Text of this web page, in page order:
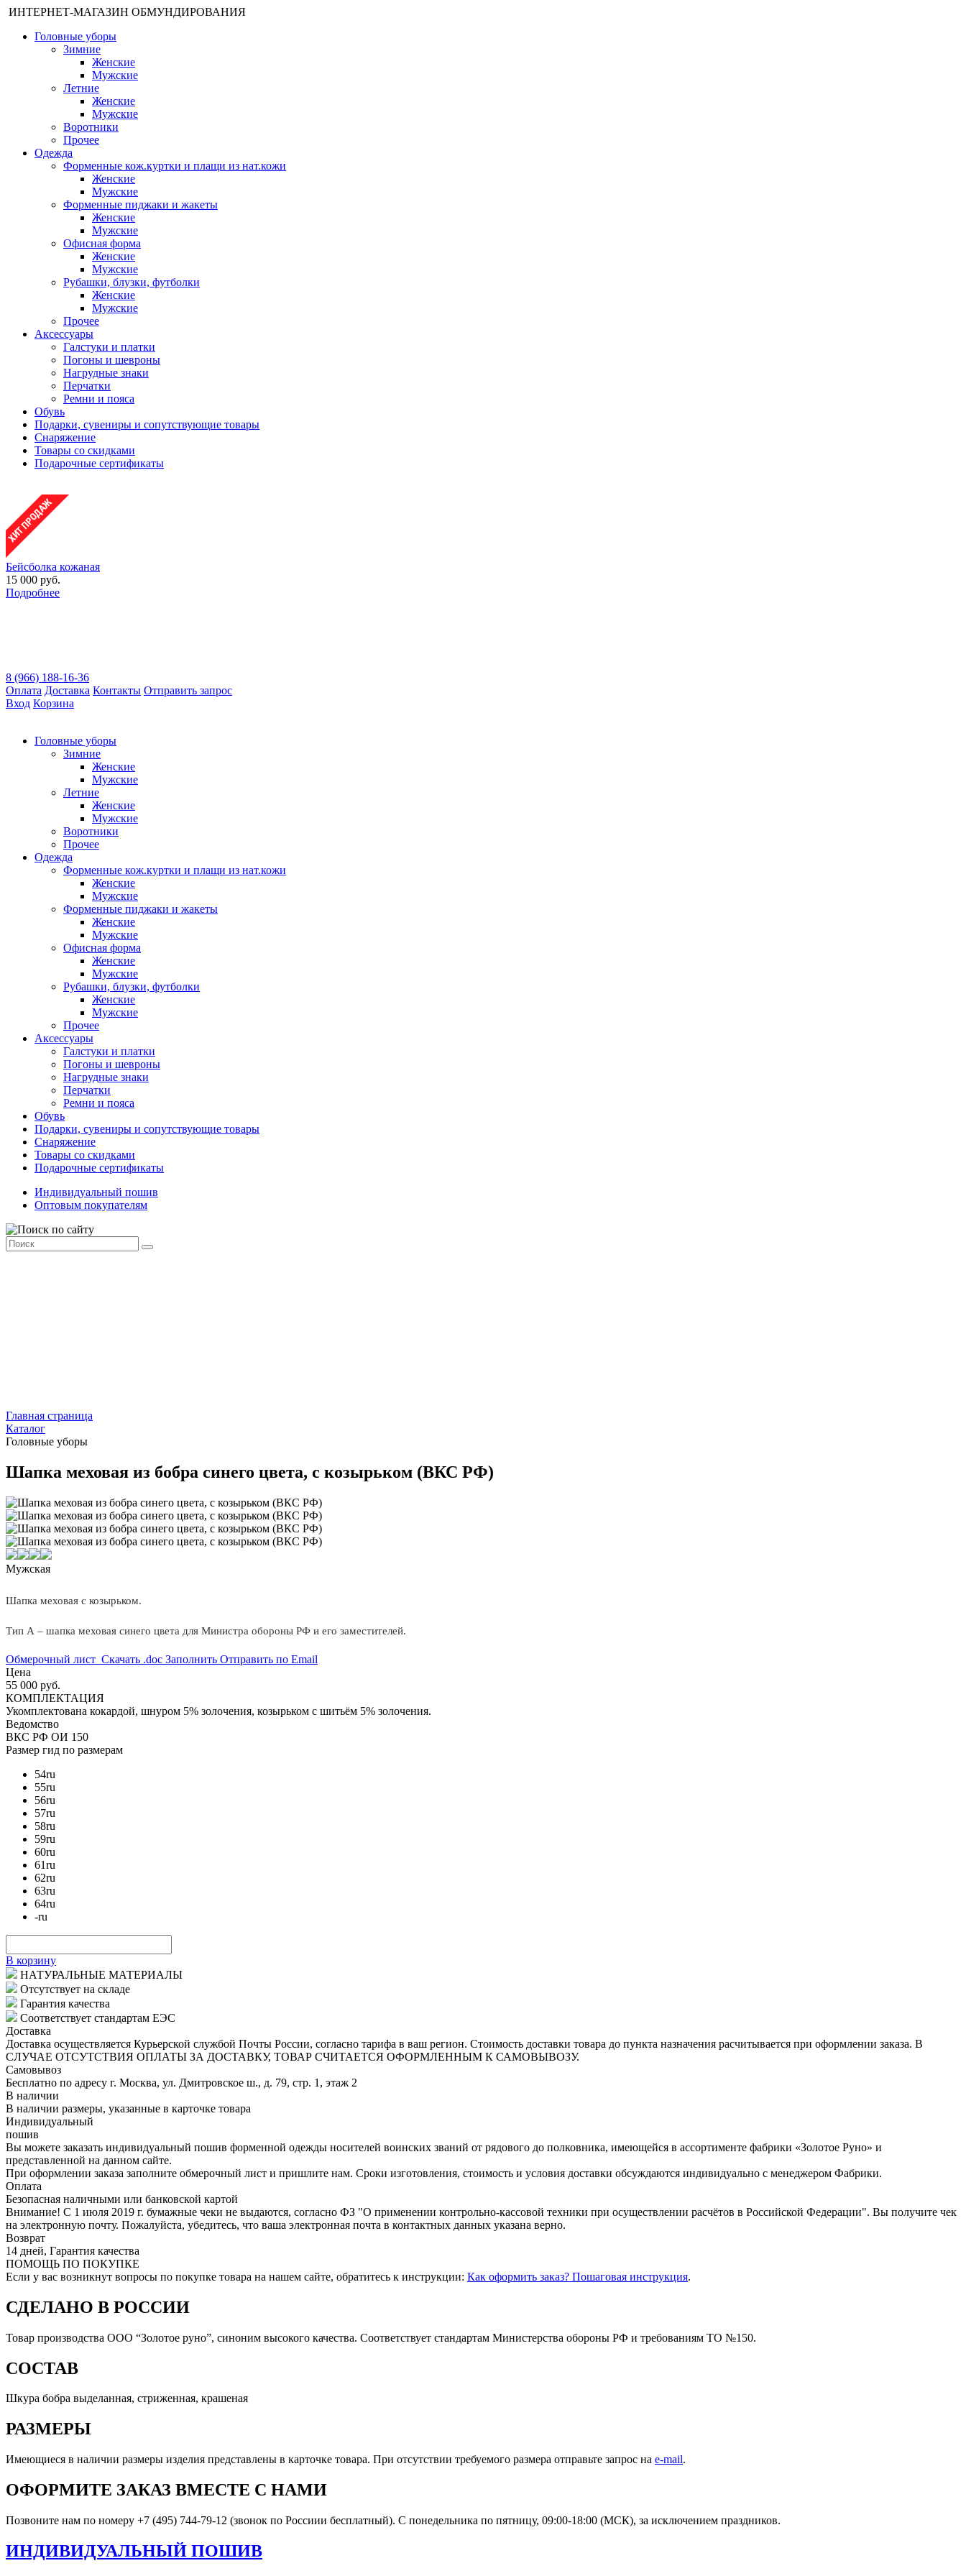
ИНТЕРНЕТ-МАГАЗИН ОБМУНДИРОВАНИЯ
Головные уборы
Зимние
Женские
Мужские
Летние
Женские
Мужские
Воротники
Прочее
Одежда
Форменные кож.куртки и плащи из нат.кожи
Женские
Мужские
Форменные пиджаки и жакеты
Женские
Мужские
Офисная форма
Женские
Мужские
Рубашки, блузки, футболки
Женские
Мужские
Прочее
Аксессуары
Галстуки и платки
Погоны и шевроны
Нагрудные знаки
Перчатки
Ремни и пояса
Обувь
Подарки, сувениры и сопутствующие товары
Снаряжение
Товары со скидками
Подарочные сертификаты
Бейсболка кожаная
15 000 руб.
Подробнее
8 (966) 188-16-36
Оплата Доставка Контакты Отправить запрос
Вход Корзина
Головные уборы
Зимние
Женские
Мужские
Летние
Женские
Мужские
Воротники
Прочее
Одежда
Форменные кож.куртки и плащи из нат.кожи
Женские
Мужские
Форменные пиджаки и жакеты
Женские
Мужские
Офисная форма
Женские
Мужские
Рубашки, блузки, футболки
Женские
Мужские
Прочее
Аксессуары
Галстуки и платки
Погоны и шевроны
Нагрудные знаки
Перчатки
Ремни и пояса
Обувь
Подарки, сувениры и сопутствующие товары
Снаряжение
Товары со скидками
Подарочные сертификаты
Индивидуальный пошив
Оптовым покупателям
Главная страница
Каталог
Головные уборы
Шапка меховая из бобра синего цвета, с козырьком (ВКС РФ)
Мужская
Шапка меховая с козырьком.
Тип А – шапка меховая синего цвета для Министра обороны РФ и его заместителей.
Обмерочный лист Скачать .doc Заполнить Отправить по Email
Цена
55 000 руб.
КОМПЛЕКТАЦИЯ
Укомплектована кокардой, шнуром 5% золочения, козырьком с шитьём 5% золочения.
Ведомство
ВКС РФ ОИ 150
Размер гид по размерам
54ru
55ru
56ru
57ru
58ru
59ru
60ru
61ru
62ru
63ru
64ru
-ru
В корзину
НАТУРАЛЬНЫЕ МАТЕРИАЛЫ
Отсутствует на складе
Гарантия качества
Соответствует стандартам ЕЭС
Доставка
Доставка осуществляется Курьерской службой Почты России, согласно тарифа в ваш регион. Стоимость доставки товара до пункта назначения расчитывается при оформлении заказа. В
СЛУЧАЕ ОТСУТСТВИЯ ОПЛАТЫ ЗА ДОСТАВКУ, ТОВАР СЧИТАЕТСЯ ОФОРМЛЕННЫМ К САМОВЫВОЗУ.
Самовывоз
Бесплатно по адресу г. Москва, ул. Дмитровское ш., д. 79, стр. 1, этаж 2
В наличии
В наличии размеры, указанные в карточке товара
Индивидуальный
пошив
Вы можете заказать индивидуальный пошив форменной одежды носителей воинских званий от рядового до полковника, имеющейся в ассортименте фабрики «Золотое Руно» и
представленной на данном сайте.
При оформлении заказа заполните обмерочный лист и пришлите нам. Сроки изготовления, стоимость и условия доставки обсуждаются индивидуально с менеджером Фабрики.
Оплата
Безопасная наличными или банковской картой
Внимание! С 1 июля 2019 г. бумажные чеки не выдаются, согласно ФЗ "О применении контрольно-кассовой техники при осуществлении расчётов в Российской Федерации". Вы получите чек
на электронную почту. Пожалуйста, убедитесь, что ваша электронная почта в контактных данных указана верно.
Возврат
14 дней, Гарантия качества
ПОМОЩЬ ПО ПОКУПКЕ
Если у вас возникнут вопросы по покупке товара на нашем сайте, обратитесь к инструкции: Как оформить заказ? Пошаговая инструкция.
СДЕЛАНО В РОССИИ
Товар производства ООО “Золотое руно”, синоним высокого качества. Соответствует стандартам Министерства обороны РФ и требованиям ТО №150.
СОСТАВ
Шкура бобра выделанная, стриженная, крашеная
РАЗМЕРЫ
Имеющиеся в наличии размеры изделия представлены в карточке товара. При отсутствии требуемого размера отправьте запрос на e-mail.
ОФОРМИТЕ ЗАКАЗ ВМЕСТЕ С НАМИ
Позвоните нам по номеру +7 (495) 744-79-12 (звонок по Россиии бесплатный). С понедельника по пятницу, 09:00-18:00 (МСК), за исключением праздников.
ИНДИВИДУАЛЬНЫЙ ПОШИВ